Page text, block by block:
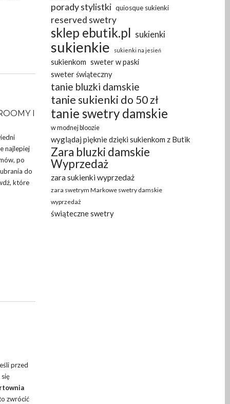
I
najlepiej
po
do
które
przed
zwrócić
porady stylistki quiosque sukienki
reserved swetry
sklep ebutik.pl sukienki
sukienkie sukienki na jesień
sukienkom sweter w paski
sweter świąteczny
tanie bluzki damskie
tanie sukienki do 50 zł
tanie swetry damskie
w modnej bloozie
wyglądaj pięknie dzięki sukienkom z Butik
Zara bluzki damskie
Wyprzedaż
zara sukienki wyprzedaż
zara swetrym Markowe swetry damskie
wyprzedaż
świąteczne swetry